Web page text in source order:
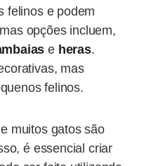
felinos e podem
opções incluem,
e heras.
mas
felinos.
muitos gatos são
é essencial criar